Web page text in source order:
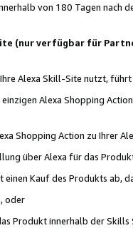
von 180 Tagen nach
(nur verfügbar für
Alexa Skill-Site nutzt, führt
Alexa Shopping
Shopping Action zu Ihrer
über Alexa für das
einen Kauf des Produkts ab,
oder
Produkt innerhalb der Skills